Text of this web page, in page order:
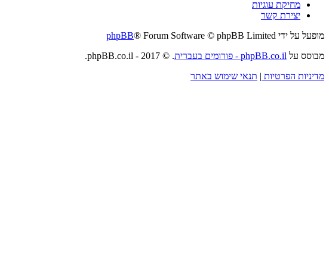
מחיקת עוגיות
יצירת קשר
מופעל על ידי
phpBB® Forum Software © phpBB Limited
מבוסס על phpBB.co.il - פורומים בעברית
. © 2017 - phpBB.co.il.
מדיניות הפרטיות | תנאי שימוש באתר